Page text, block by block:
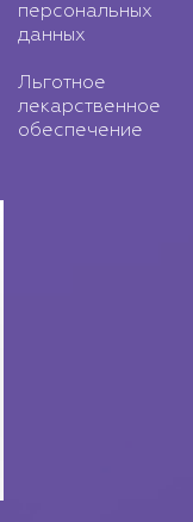
персональных
данных
Льготное
лекарственное
обеспечение